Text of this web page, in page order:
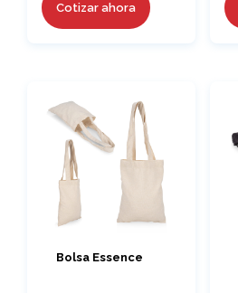
Cotizar ahora
Bolsa Essence